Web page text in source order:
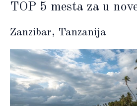
TOP 5 mesta za u
Zanzibar, Tanzanija